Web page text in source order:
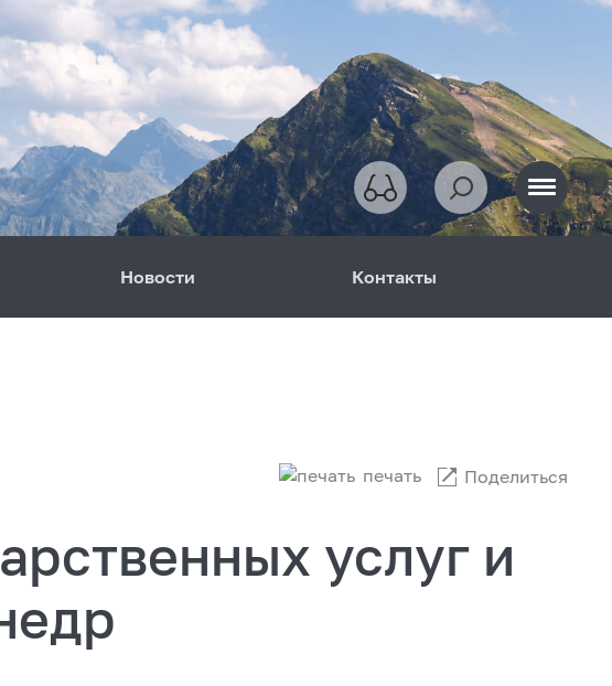
Новости Контакты
печать Поделиться
услуг и